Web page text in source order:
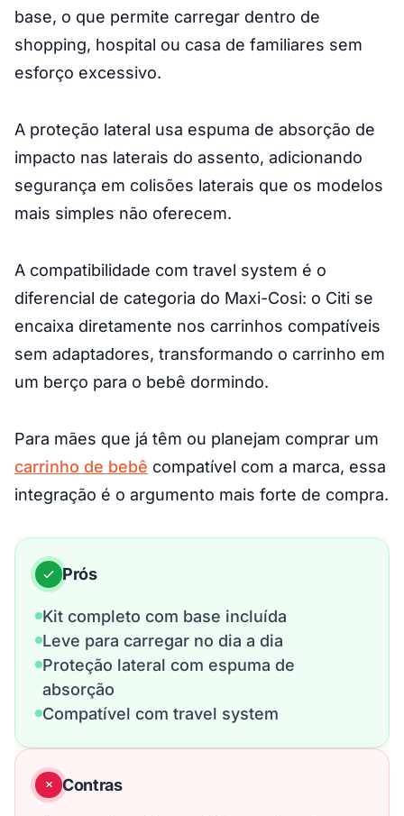
base, o que permite carregar dentro de
shopping, hospital ou casa de familiares sem
esforço excessivo.
A proteção lateral usa espuma de absorção de
impacto nas laterais do assento, adicionando
segurança em colisões laterais que os modelos
mais simples não oferecem.
A compatibilidade com travel system é o
diferencial de categoria do Maxi-Cosi: o Citi se
encaixa diretamente nos carrinhos compatíveis
sem adaptadores, transformando o carrinho em
um berço para o bebê dormindo.
Para mães que já têm ou planejam comprar um
carrinho de bebê compatível com a marca, essa
integração é o argumento mais forte de compra.
Prós
Kit completo com base incluída
Leve para carregar no dia a dia
Proteção lateral com espuma de
absorção
Compatível com travel system
Contras